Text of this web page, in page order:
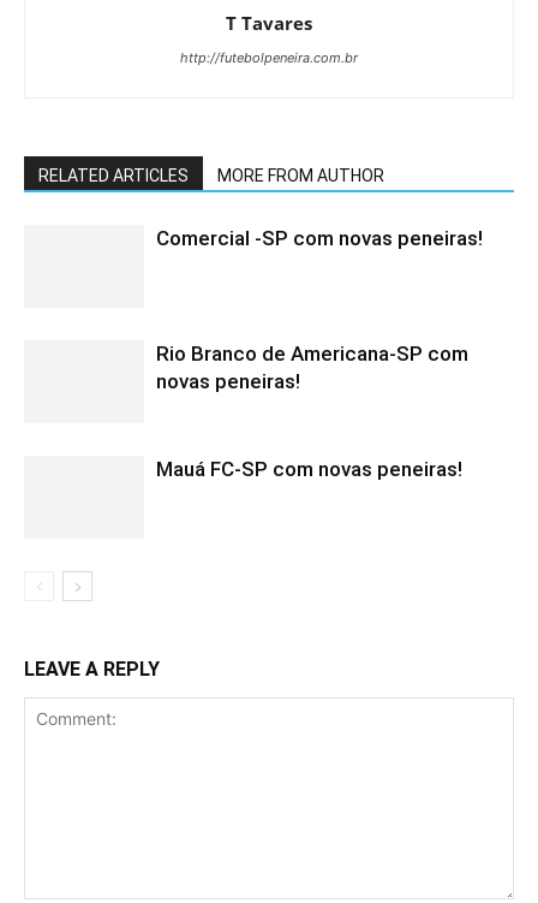
T Tavares
http://futebolpeneira.com.br
RELATED ARTICLES MORE FROM AUTHOR
Comercial -SP com novas peneiras!
Rio Branco de Americana-SP com
novas peneiras!
Mauá FC-SP com novas peneiras!
LEAVE A REPLY